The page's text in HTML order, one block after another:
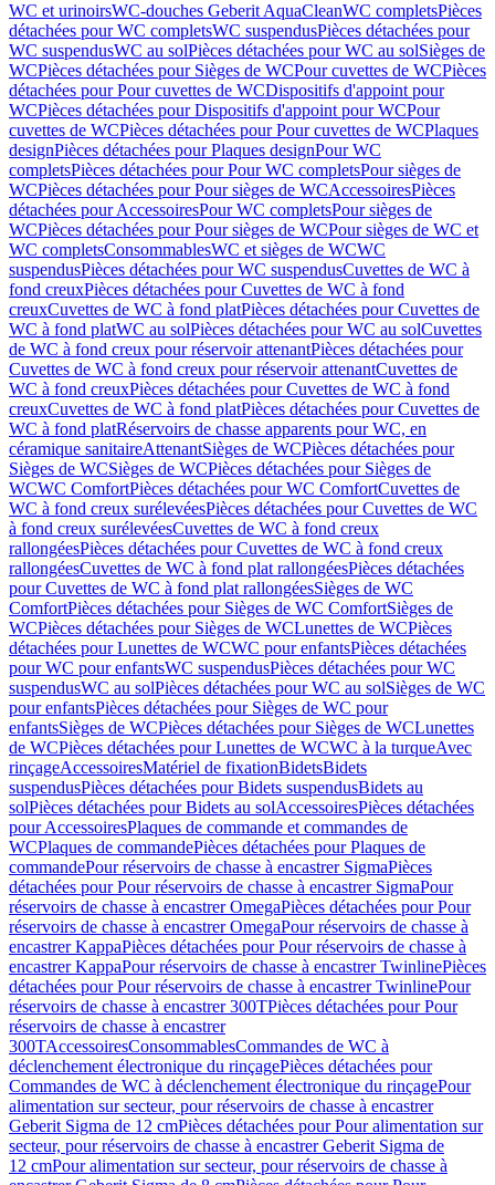
WC et urinoirsWC-douches Geberit AquaCleanWC completsPièces
détachées pour WC completsWC suspendusPièces détachées pour
WC suspendusWC au solPièces détachées pour WC au solSièges de
WCPièces détachées pour Sièges de WCPour cuvettes de WCPièces
détachées pour Pour cuvettes de WCDispositifs d'appoint pour
WCPièces détachées pour Dispositifs d'appoint pour WCPour
cuvettes de WCPièces détachées pour Pour cuvettes de WCPlaques
designPièces détachées pour Plaques designPour WC
completsPièces détachées pour Pour WC completsPour sièges de
WCPièces détachées pour Pour sièges de WCAccessoiresPièces
détachées pour AccessoiresPour WC completsPour sièges de
WCPièces détachées pour Pour sièges de WCPour sièges de WC et
WC completsConsommablesWC et sièges de WCWC
suspendusPièces détachées pour WC suspendusCuvettes de WC à
fond creuxPièces détachées pour Cuvettes de WC à fond
creuxCuvettes de WC à fond platPièces détachées pour Cuvettes de
WC à fond platWC au solPièces détachées pour WC au solCuvettes
de WC à fond creux pour réservoir attenantPièces détachées pour
Cuvettes de WC à fond creux pour réservoir attenantCuvettes de
WC à fond creuxPièces détachées pour Cuvettes de WC à fond
creuxCuvettes de WC à fond platPièces détachées pour Cuvettes de
WC à fond platRéservoirs de chasse apparents pour WC, en
céramique sanitaireAttenantSièges de WCPièces détachées pour
Sièges de WCSièges de WCPièces détachées pour Sièges de
WCWC ComfortPièces détachées pour WC ComfortCuvettes de
WC à fond creux surélevéesPièces détachées pour Cuvettes de WC
à fond creux surélevéesCuvettes de WC à fond creux
rallongéesPièces détachées pour Cuvettes de WC à fond creux
rallongéesCuvettes de WC à fond plat rallongéesPièces détachées
pour Cuvettes de WC à fond plat rallongéesSièges de WC
ComfortPièces détachées pour Sièges de WC ComfortSièges de
WCPièces détachées pour Sièges de WCLunettes de WCPièces
détachées pour Lunettes de WCWC pour enfantsPièces détachées
pour WC pour enfantsWC suspendusPièces détachées pour WC
suspendusWC au solPièces détachées pour WC au solSièges de WC
pour enfantsPièces détachées pour Sièges de WC pour
enfantsSièges de WCPièces détachées pour Sièges de WCLunettes
de WCPièces détachées pour Lunettes de WCWC à la turqueAvec
rinçageAccessoiresMatériel de fixationBidetsBidets
suspendusPièces détachées pour Bidets suspendusBidets au
solPièces détachées pour Bidets au solAccessoiresPièces détachées
pour AccessoiresPlaques de commande et commandes de
WCPlaques de commandePièces détachées pour Plaques de
commandePour réservoirs de chasse à encastrer SigmaPièces
détachées pour Pour réservoirs de chasse à encastrer SigmaPour
réservoirs de chasse à encastrer OmegaPièces détachées pour Pour
réservoirs de chasse à encastrer OmegaPour réservoirs de chasse à
encastrer KappaPièces détachées pour Pour réservoirs de chasse à
encastrer KappaPour réservoirs de chasse à encastrer TwinlinePièces
détachées pour Pour réservoirs de chasse à encastrer TwinlinePour
réservoirs de chasse à encastrer 300TPièces détachées pour Pour
réservoirs de chasse à encastrer
300TAccessoiresConsommablesCommandes de WC à
déclenchement électronique du rinçagePièces détachées pour
Commandes de WC à déclenchement électronique du rinçagePour
alimentation sur secteur, pour réservoirs de chasse à encastrer
Geberit Sigma de 12 cmPièces détachées pour Pour alimentation sur
secteur, pour réservoirs de chasse à encastrer Geberit Sigma de
12 cmPour alimentation sur secteur, pour réservoirs de chasse à